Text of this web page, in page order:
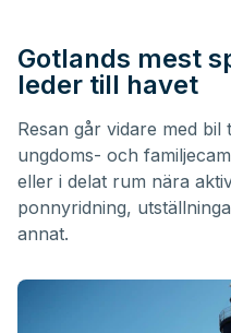
Gotlands mest
leder till havet
Resan går vidare med bil
ungdoms- och
eller i delat rum nära
ponnyridning,
annat.